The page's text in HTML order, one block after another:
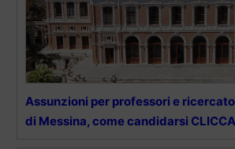
Assunzioni per professori e
di Messina, come candidarsi CLICCA